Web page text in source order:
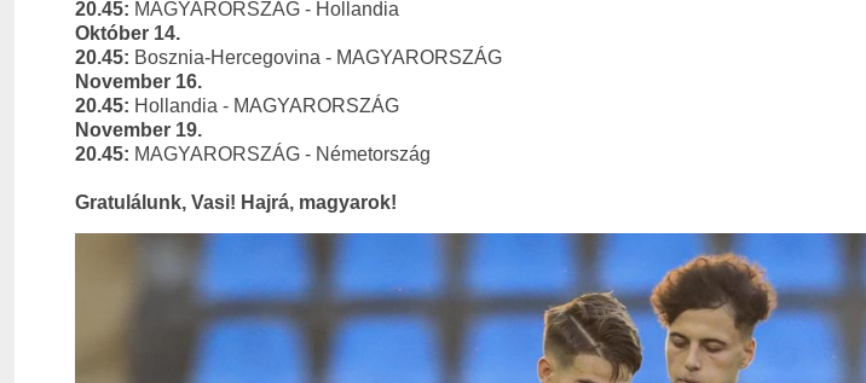
20.45: MAGYARORSZÁG - Hollandia
Október 14.
20.45: Bosznia-Hercegovina - MAGYARORSZÁG
November 16.
20.45: Hollandia - MAGYARORSZÁG
November 19.
20.45: MAGYARORSZÁG - Németország
Gratulálunk, Vasi! Hajrá, magyarok!